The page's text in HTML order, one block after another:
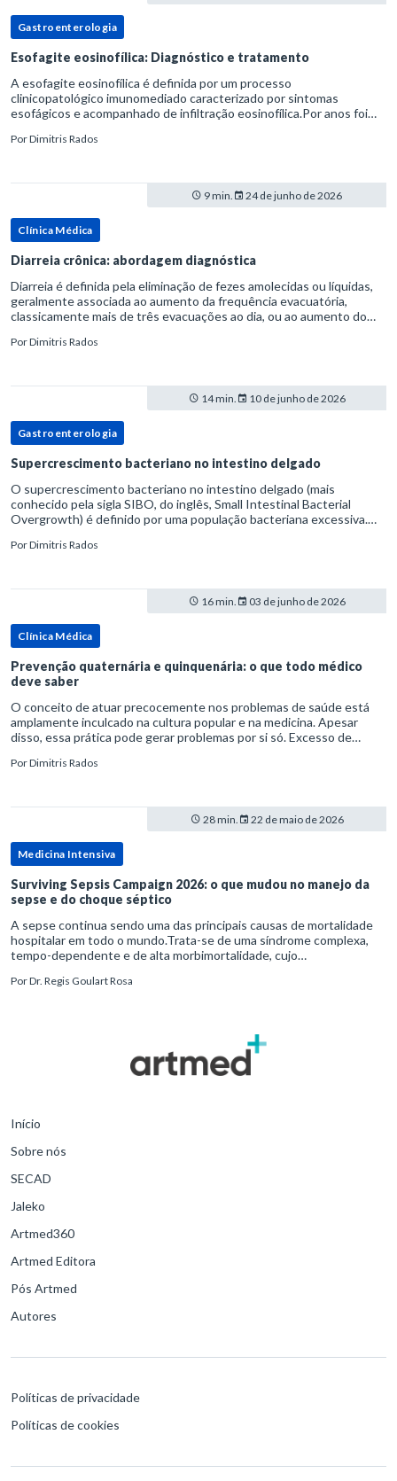
Gastroenterologia
Esofagite eosinofílica: Diagnóstico e tratamento
A esofagite eosinofílica é definida por um processo
clinicopatológico imunomediado caracterizado por sintomas
esofágicos e acompanhado de infiltração eosinofílica.Por anos foi
refluxo gastr
PorDimitris Rados
9 min. 24 de junho de 2026
Clínica Médica
Diarreia crônica: abordagem diagnóstica
Diarreia é definida pela eliminação de fezes amolecidas ou líquidas,
geralmente associada ao aumento da frequência evacuatória,
classicamente mais de três evacuações ao dia, ou ao aumento do
PorDimitris Rados
14 min. 10 de junho de 2026
Gastroenterologia
Supercrescimento bacteriano no intestino delgado
O supercrescimento bacteriano no intestino delgado (mais
conhecido pela sigla SIBO, do inglês, Small Intestinal Bacterial
Overgrowth) é definido por uma população bacteriana excessiva.
PorDimitris Rados
16 min. 03 de junho de 2026
Clínica Médica
Prevenção quaternária e quinquenária: o que todo médico
deve saber
O conceito de atuar precocemente nos problemas de saúde está
amplamente inculcado na cultura popular e na medicina. Apesar
disso, essa prática pode gerar problemas por si só. Excesso de
PorDimitris Rados
28 min. 22 de maio de 2026
Medicina Intensiva
Surviving Sepsis Campaign 2026: o que mudou no manejo da
sepse e do choque séptico
A sepse continua sendo uma das principais causas de mortalidade
hospitalar em todo o mundo.Trata-se de uma síndrome complexa,
tempo-dependente e de alta morbimortalidade, cujo
para o desfe
PorDr. Regis Goulart Rosa
Início
Sobre nós
SECAD
Jaleko
Artmed360
Artmed Editora
Pós Artmed
Autores
Políticas de privacidade
Políticas de cookies